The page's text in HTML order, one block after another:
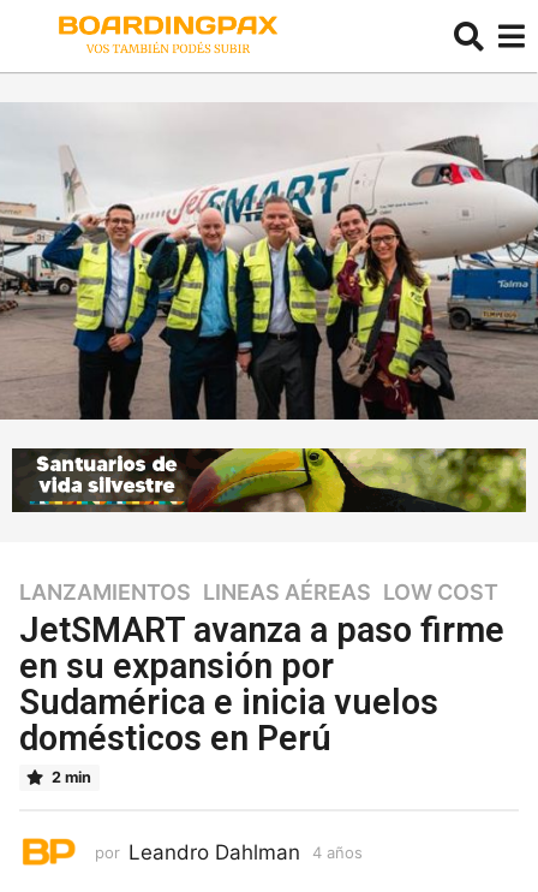
4
ñ
o
s
4
a
ñ
LANZAMIENTOS ,LINEAS AÉREAS ,LOW COST
JetSMART avanza a paso firme
en su expansión por
Sudamérica e inicia vuelos
domésticos en Perú
2 min
por Leandro Dahlman 4 años